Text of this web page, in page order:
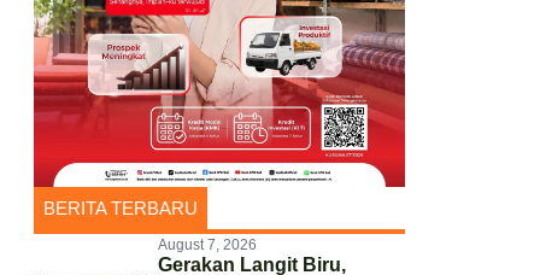
BERITA TERBARU
August 7, 2026
Gerakan Langit Biru,